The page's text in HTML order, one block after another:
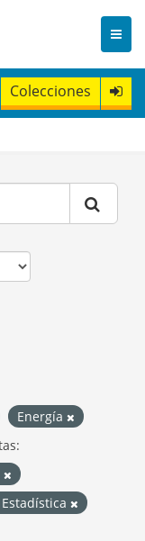
Colecciones
Energía